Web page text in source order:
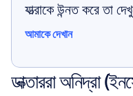
যাত্রাকে উন্নত করে তা
আমাকে দেখান
ডাক্তাররা অনিদ্রা